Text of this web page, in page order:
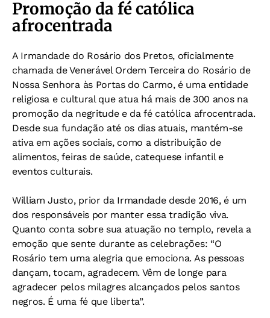
Promoção da fé católica
afrocentrada
A Irmandade do Rosário dos Pretos, oficialmente
chamada de Venerável Ordem Terceira do Rosário de
Nossa Senhora às Portas do Carmo, é uma entidade
religiosa e cultural que atua há mais de 300 anos na
promoção da negritude e da fé católica afrocentrada.
Desde sua fundação até os dias atuais, mantém-se
ativa em ações sociais, como a distribuição de
alimentos, feiras de saúde, catequese infantil e
eventos culturais.
William Justo, prior da Irmandade desde 2016, é um
dos responsáveis por manter essa tradição viva.
Quanto conta sobre sua atuação no templo, revela a
emoção que sente durante as celebrações: “O
Rosário tem uma alegria que emociona. As pessoas
dançam, tocam, agradecem. Vêm de longe para
agradecer pelos milagres alcançados pelos santos
negros. É uma fé que liberta”.